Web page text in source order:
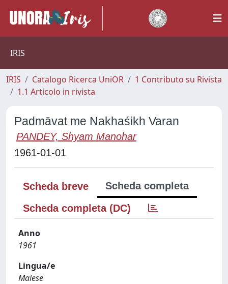
IRIS
IRIS Catalogo Ricerca UniOR
1 Contributo su Rivista
1.1 Articolo in rivista
Padmāvat me Nakhaśikh Varan
PANDEY, Shyam Manohar
1961-01-01
Scheda breve
Scheda completa
Scheda completa (DC)
Anno
1961
Lingua/e
Malese